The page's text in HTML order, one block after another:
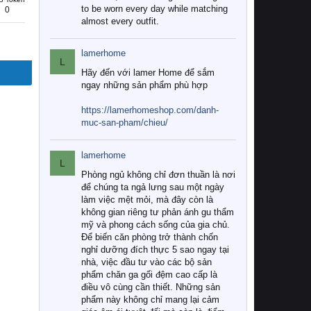
0
to be worn every day while matching
almost every outfit.
L
lamerhome
Hãy đến với lamer Home để sắm
ngay những sản phẩm phù hợp
https://lamerhomeshop.com/danh-
muc-san-pham/chieu/
L
lamerhome
Phòng ngủ không chỉ đơn thuần là nơi
để chúng ta ngả lưng sau một ngày
làm việc mệt mỏi, mà đây còn là
không gian riêng tư phản ánh gu thẩm
mỹ và phong cách sống của gia chủ.
Để biến căn phòng trở thành chốn
nghỉ dưỡng đích thực 5 sao ngay tại
nhà, việc đầu tư vào các bộ sản
phẩm chăn ga gối đệm cao cấp là
điều vô cùng cần thiết. Những sản
phẩm này không chỉ mang lại cảm